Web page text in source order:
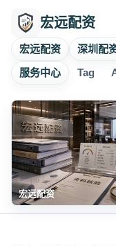
宏远配资
宏远配资 深圳配
服务中心
Tag
宏远配资